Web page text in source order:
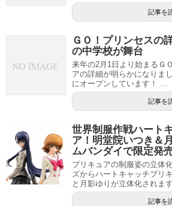
記事を
ＧＯ！プリンセスの
の中学校が舞台
来年の2月1日より始まるＧ
アの詳細が明らかになりま
にオープンしています！ ...
記事を
世界制服作戦ハート
ア！明堂院いつき＆
ムバンダイで限定発売
プリキュアの制服姿の立体
ズからハートキャッチプリ
と月影ゆりが立体化されま
記事を